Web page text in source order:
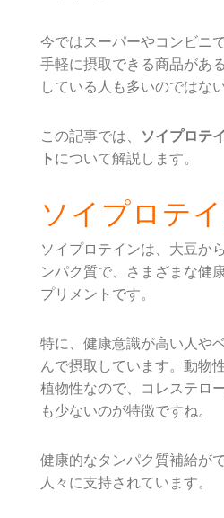
今ではスーパーやコンビニ
手軽に摂取できる商品があ
している人も多いのではな
この記事では、
ソイプロテ
ト について解説します。
ソイプロテ
ソイプロテインは、大豆か
ンパク質で、さまざまな健
プリメントです。
特に、健康意識が高い人や
んで摂取しています。動物
植物性なので、コレステロ
も少ないのが特徴ですね。
健康的なタンパク質補給が
人々に支持されています。